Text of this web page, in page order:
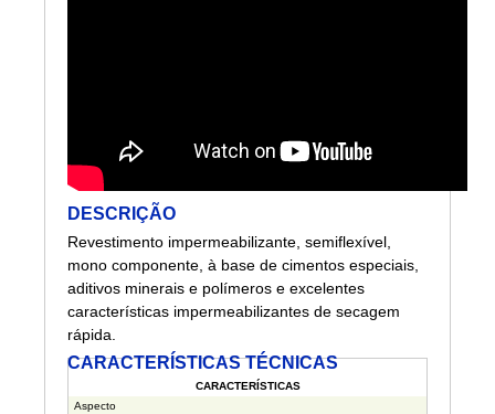
DESCRIÇÃO
Revestimento impermeabilizante, semiflexível,
mono componente, à base de cimentos especiais,
aditivos minerais e polímeros e excelentes
características impermeabilizantes de secagem
rápida.
CARACTERÍSTICAS TÉCNICAS
CARACTERÍSTICAS
Aspecto